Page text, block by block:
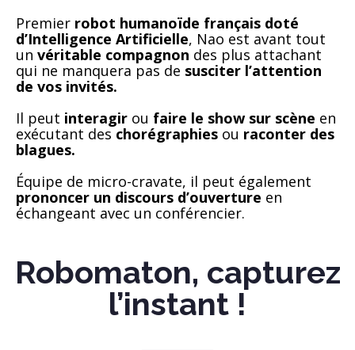
Premier robot humanoïde français doté
d’Intelligence Artificielle, Nao est avant tout
un véritable compagnon des plus attachant
qui ne manquera pas de susciter l’attention
de vos invités.
Il peut interagir ou faire le show sur scène en
exécutant des chorégraphies ou raconter des
blagues.
Équipe de micro-cravate, il peut également
prononcer un discours d’ouverture en
échangeant avec un conférencier.
Robomaton, capturez
l’instant !